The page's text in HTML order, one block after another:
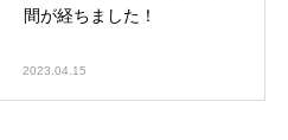
間が経ちました！
2023.04.15